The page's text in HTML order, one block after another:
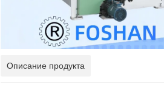
Описание продукта